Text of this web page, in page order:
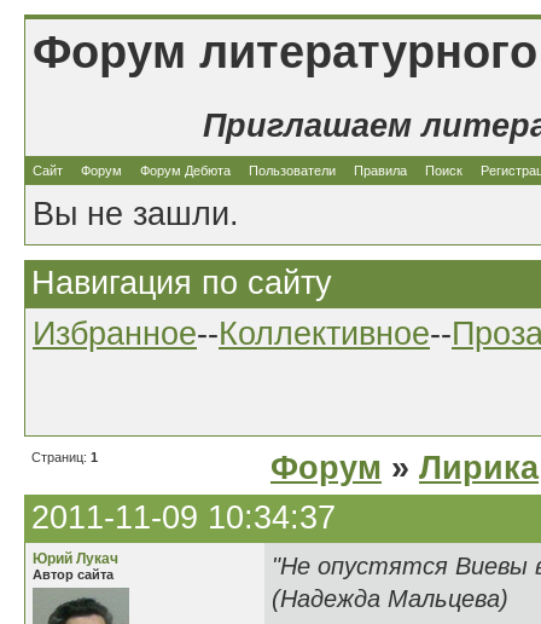
Форум
Приглашаем
Сайт Форум Форум Дебюта Пользователи Правила Поиск
Вы не зашли.
Навигация по сайту
Избранное--Коллективное--
Страниц: 1 Форум » Лирика
2011-11-09 10:34:37
Юрий Лукач
Автор сайта
"Не опустятся Виевы
(Надежда Мальцева)